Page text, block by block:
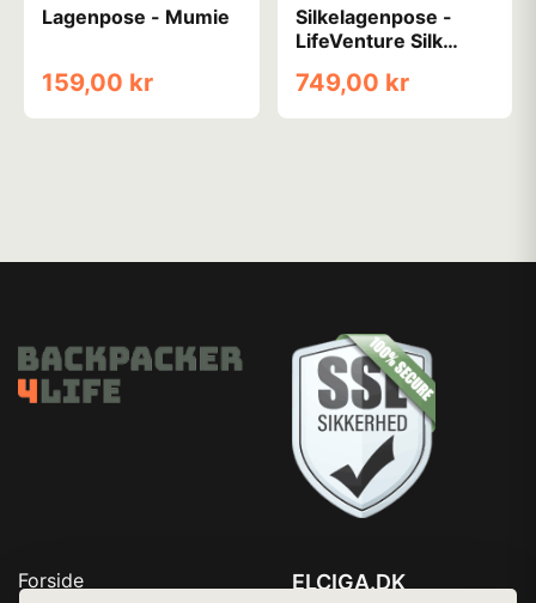
Lagenpose - Mumie
159,00 kr
Silkelagenpose -
LifeVenture Silk
749,00 kr
Forside
ELCIGA.DK